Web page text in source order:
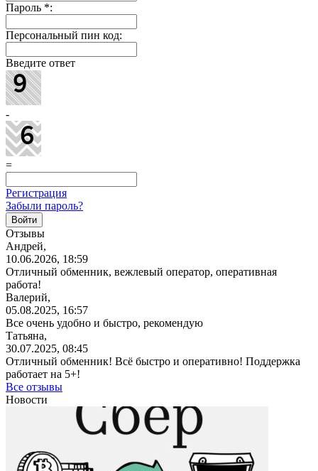
Пароль *:
Персональный пин код:
Введите ответ
-
=
Регистрация
Забыли пароль?
Отзывы
Андрей,
10.06.2026, 18:59
Отличный обменник, вежлевый оператор, оперативная
работа!
Валерий,
05.08.2025, 16:57
Все очень удобно и быстро, рекомендую
Татьяна,
30.07.2025, 08:45
Отличный обменник! Всё быстро и оперативно! Поддержка
работает на 5+!
Все отзывы
Новости